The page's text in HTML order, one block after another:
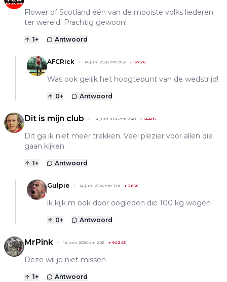
Flower of Scotland één van de mooiste volks liederen
ter wereld! Prachtig gewoon!
1+ Antwoord
AFCRick 14 juni 2026 om 9:52 +15726
Was ook gelijk het hoogtepunt van de wedstrijd!
0+ Antwoord
Dit is mijn club 14 juni 2026 om 2:48 +14485
Dit ga ik niet meer trekken. Veel plezier voor allen die
gaan kijken.
1+ Antwoord
Gulpie 14 juni 2026 om 3:01 + 2866
ik kijk m ook door oogleden die 100 kg wegen
0+ Antwoord
MrPink 14 juni 2026 om 2:26 + 94245
Deze wil je niet missen
1+ Antwoord